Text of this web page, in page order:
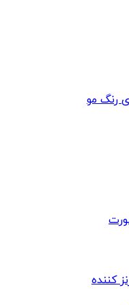
رنگ مو
کننده